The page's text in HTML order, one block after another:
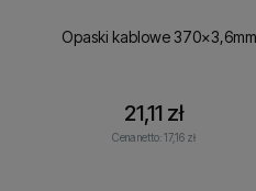
Opaski kablowe
21,11 zł
Cena netto:17,16 zł